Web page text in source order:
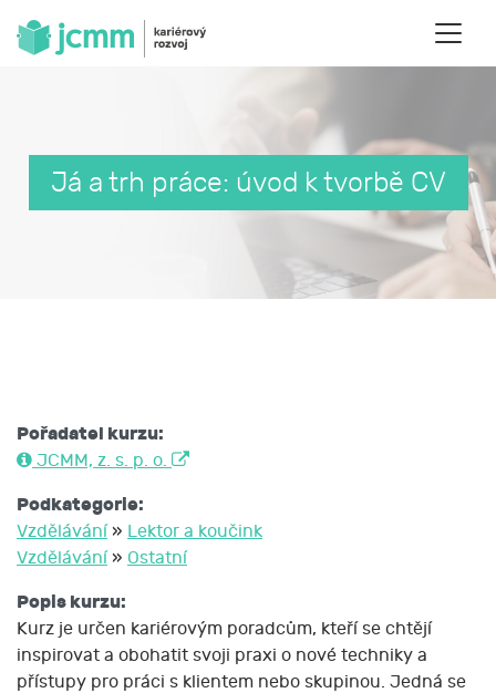
Já a trh práce: úvod k tvorbě CV
Pořadatel kurzu:
JCMM, z. s. p. o.
Podkategorie:
Vzdělávání» Lektor a koučink
Vzdělávání» Ostatní
Popis kurzu:
Kurz je určen kariérovým poradcům, kteří se chtějí
inspirovat a obohatit svoji praxi o nové techniky a
přístupy pro práci s klientem nebo skupinou. Jedná se